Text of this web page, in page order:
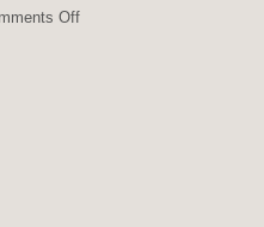
Offon